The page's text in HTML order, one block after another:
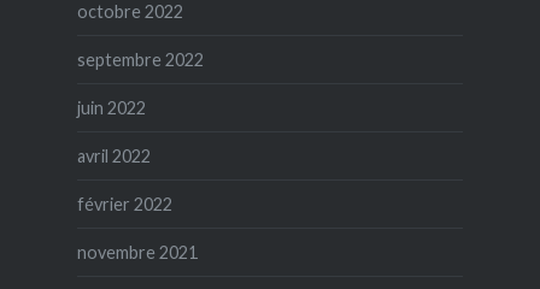
octobre 2022
septembre 2022
juin 2022
avril 2022
février 2022
novembre 2021